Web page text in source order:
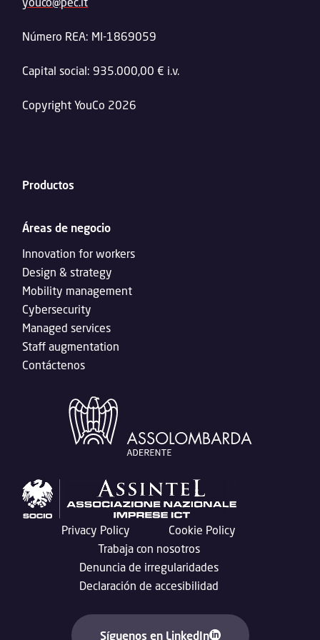
Número REA: MI-1869059
Capital social: 935.000,00 € i.v.
Copyright YouCo 2026
Productos
Áreas de negocio
Innovation for workers
Design & strategy
Mobility management
Cybersecurity
Managed services
Staff augmentation
Contáctenos
Privacy Policy
Cookie Policy
Trabaja con nosotros
Denuncia de irregularidades
Declaración de accesibilidad
Síguenos en LinkedIn